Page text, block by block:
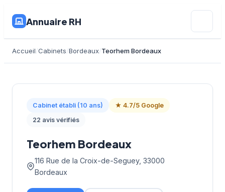
Annuaire RH
Accueil Cabinets Bordeaux Teorhem Bordeaux
Cabinet établi (10 ans)
★ 4.7/5 Google
22 avis vérifiés
Teorhem Bordeaux
116 Rue de la Croix-de-Seguey, 33000
Bordeaux